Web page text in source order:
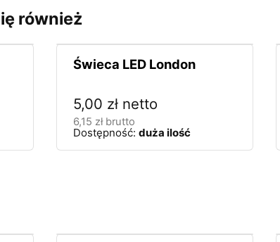
również
Świeca LED London
5,00 zł netto
6,15 złbrutto
Dostępność: duża ilość